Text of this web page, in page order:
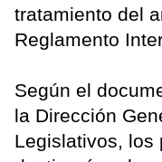
tratamiento del
Reglamento
Según el
la Dirección
Legislativos, los